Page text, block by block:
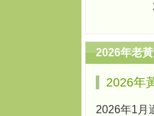
2026年老
2026年
2026年1月